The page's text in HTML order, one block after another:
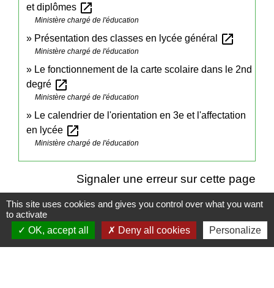
et diplômes open_in_new
Ministère chargé de l'éducation
Présentation des classes en lycée général open_in_new
Ministère chargé de l'éducation
Le fonctionnement de la carte scolaire dans le 2nd
degré open_in_new
Ministère chargé de l'éducation
Le calendrier de l'orientation en 3e et l'affectation
en lycée open_in_new
Ministère chargé de l'éducation
Signaler une erreur sur cette page
Contacts
This site uses cookies and gives you control over what you want
to activate
OK, accept all
Deny all cookies Personalize